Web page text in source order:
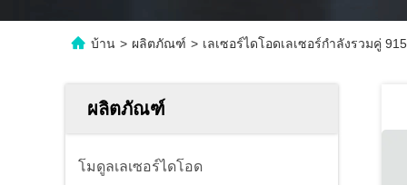
บ้าน > ผลิตภัณฑ์ > เลเซอร์ไดโอดเลเซอร์กำลังรวมคู่
ผลิตภัณฑ์
โมดูลเลเซอร์ไดโอด